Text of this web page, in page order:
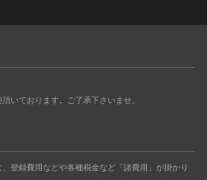
いております。ご了承下さいませ。
登録費用などや各種税金など「諸費用」が掛かり